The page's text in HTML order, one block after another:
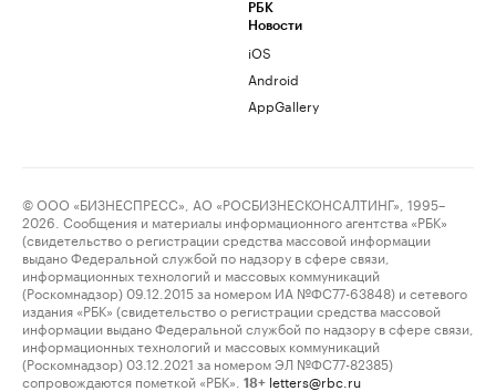
РБК
Новости
iOS
Android
AppGallery
© ООО «БИЗНЕСПРЕСС», АО «РОСБИЗНЕСКОНСАЛТИНГ», 1995–
2026. Сообщения и материалы информационного агентства «РБК»
(свидетельство о регистрации средства массовой информации
выдано Федеральной службой по надзору в сфере связи,
информационных технологий и массовых коммуникаций
(Роскомнадзор) 09.12.2015 за номером ИА №ФС77-63848) и сетевого
издания «РБК» (свидетельство о регистрации средства массовой
информации выдано Федеральной службой по надзору в сфере связи,
информационных технологий и массовых коммуникаций
(Роскомнадзор) 03.12.2021 за номером ЭЛ №ФС77-82385)
сопровождаются пометкой «РБК».
18+ letters@rbc.ru